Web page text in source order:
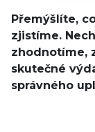
Přemýšlíte,
zjistíme.
zhodnotíme,
skutečné
správného